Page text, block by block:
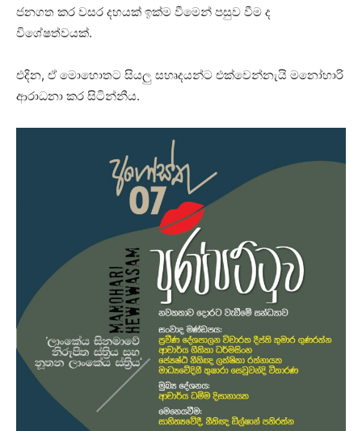
ජනගත කර වසර දහයක් ඉක්ම වීමෙන් පසුව වීම ද
විශේෂත්වයක්.
එදින, ඒ මොහොතට සියලු සහෘදයන්ට එක්වෙන්නැයි මනෝහාරි
ආරාධනා කර සිටින්නීය.